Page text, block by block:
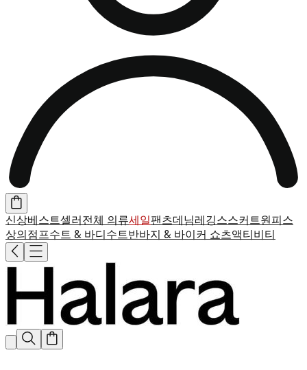
신상베스트셀러전체 의류세일팬츠데님레깅스스커트원피스
상의점프수트 & 바디수트반바지 & 바이커 쇼츠액티비티